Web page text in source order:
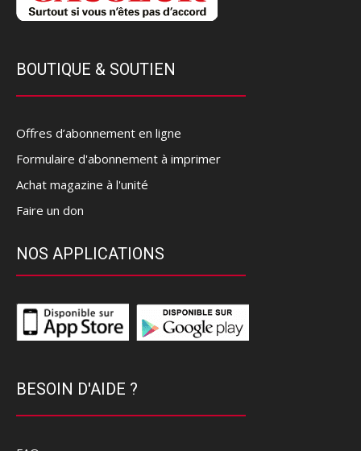
BOUTIQUE & SOUTIEN
Offres d’abonnement en ligne
Formulaire d'abonnement à imprimer
Achat magazine à l'unité
Faire un don
NOS APPLICATIONS
BESOIN D'AIDE ?